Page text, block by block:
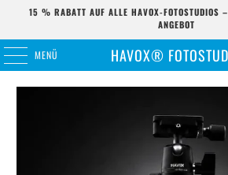
15 % RABATT AUF ALLE HAVOX-FOTOSTUDIOS
ANGEBOT
MENÜ HAVOX®